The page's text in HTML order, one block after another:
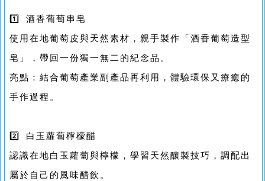
1️⃣ 酒香葡萄串皂
使用在地葡萄皮與天然素材，親手製作「酒香葡萄造型
皂」，帶回一份獨一無二的紀念品。
亮點：結合葡萄產業副產品再利用，體驗環保又療癒的
手作過程。
2️⃣ 白玉蘿蔔檸檬醋
認識在地白玉蘿蔔與檸檬，學習天然釀製技巧，調配出
屬於自己的風味醋飲。